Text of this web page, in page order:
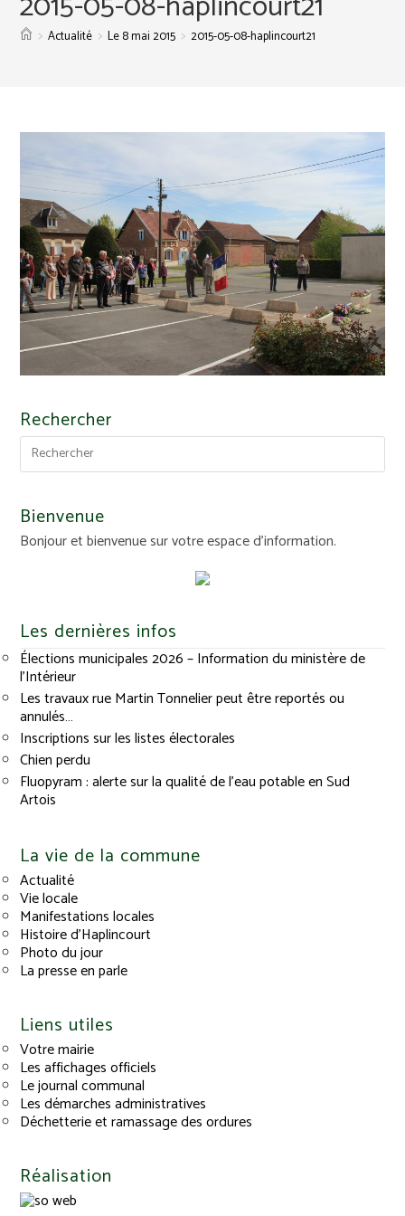
> Actualité > Le 8 mai 2015 > 2015-05-08-haplincourt21
Rechercher
Bienvenue
Bonjour et bienvenue sur votre espace d'information.
Les dernières infos
Élections municipales 2026 – Information du ministère de
l’Intérieur
Les travaux rue Martin Tonnelier peut être reportés ou
annulés…
Inscriptions sur les listes électorales
Chien perdu
Fluopyram : alerte sur la qualité de l’eau potable en Sud
Artois
La vie de la commune
Actualité
Vie locale
Manifestations locales
Histoire d’Haplincourt
Photo du jour
La presse en parle
Liens utiles
Votre mairie
Les affichages officiels
Le journal communal
Les démarches administratives
Déchetterie et ramassage des ordures
Réalisation